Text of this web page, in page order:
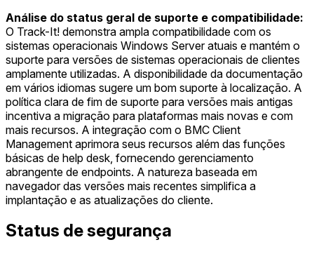
Análise do status geral de suporte e compatibilidade:
O Track-It! demonstra ampla compatibilidade com os
sistemas operacionais Windows Server atuais e mantém o
suporte para versões de sistemas operacionais de clientes
amplamente utilizadas. A disponibilidade da documentação
em vários idiomas sugere um bom suporte à localização. A
política clara de fim de suporte para versões mais antigas
incentiva a migração para plataformas mais novas e com
mais recursos. A integração com o BMC Client
Management aprimora seus recursos além das funções
básicas de help desk, fornecendo gerenciamento
abrangente de endpoints. A natureza baseada em
navegador das versões mais recentes simplifica a
implantação e as atualizações do cliente.
Status de segurança